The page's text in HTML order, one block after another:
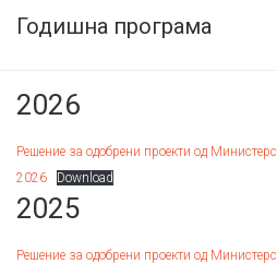
Годишна програма
2026
Решение за одобрени проекти од
2026
Download
2025
Решение за одобрени проекти oд